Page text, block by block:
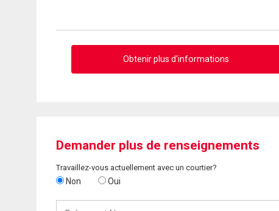
Obtenir plus d'informations
Demander plus de renseignements
Travaillez-vous actuellement avec un courtier?
Non Oui